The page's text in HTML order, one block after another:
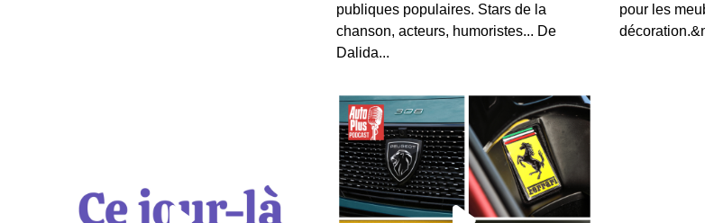
publiques populaires. Stars de la
chanson, acteurs, humoristes... De
Dalida...
pour les